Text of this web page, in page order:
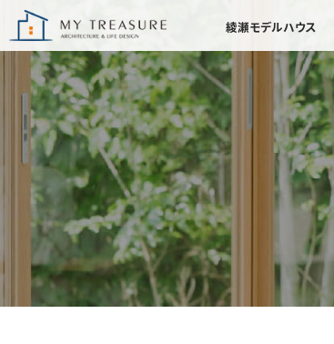
綾瀬モデルハウス